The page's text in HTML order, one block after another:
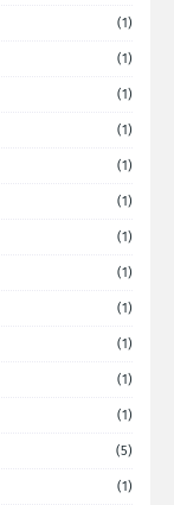
(1)
(1)
(1)
(1)
(1)
(1)
(1)
(1)
(1)
(1)
(1)
(1)
(5)
(1)